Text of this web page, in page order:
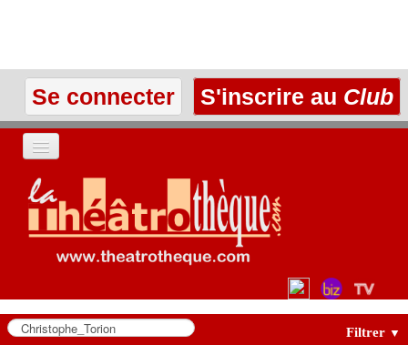
Se connecter S'inscrire au Club
ACCUEIL
LES TEXTES
LES ANNONCES Filtrer ▼